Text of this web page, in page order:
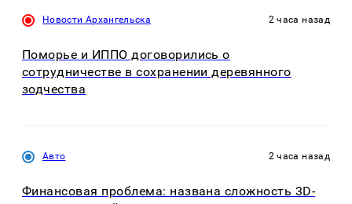
Новости Архангельска 2 часа назад
Поморье и ИППО договорились о
сотрудничестве в сохранении деревянного
зодчества
Авто 2 часа назад
Финансовая проблема: названа сложность 3D-